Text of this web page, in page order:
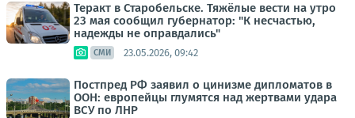
Теракт в Старобельске. Тяжёлые вести на утро
23 мая сообщил губернатор: "К несчастью,
надежды не оправдались"
СМИ 23.05.2026, 09:42
Постпред РФ заявил о цинизме дипломатов в
ООН: европейцы глумятся над жертвами удара
ВСУ по ЛНР